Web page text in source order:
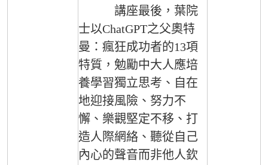
講座最後，葉院
士以ChatGPT之父奧特
曼：瘋狂成功者的13項
特質，勉勵中大人應培
養學習獨立思考、自在
地迎接風險、努力不
懈、樂觀堅定不移、打
造人際網絡、聽從自己
內心的聲音而非他人欽